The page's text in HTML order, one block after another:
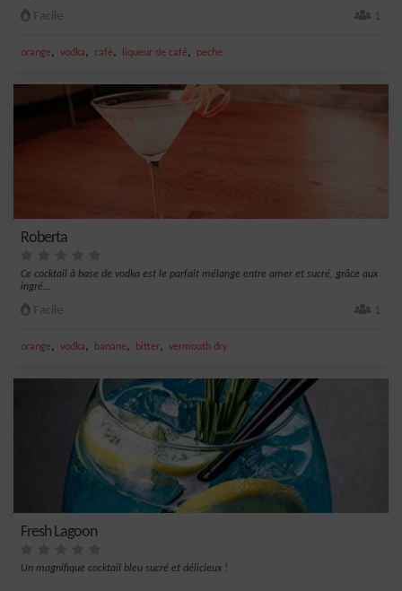
Facile 1
orange, vodka, café, liqueur de café, peche
Roberta
Ce cocktail à base de vodka est le parfait mélange entre amer et sucré, grâce aux
ingré...
Facile 1
orange, vodka, banane, bitter, vermouth dry
Fresh Lagoon
Un magnifique cocktail bleu sucré et délicieux !